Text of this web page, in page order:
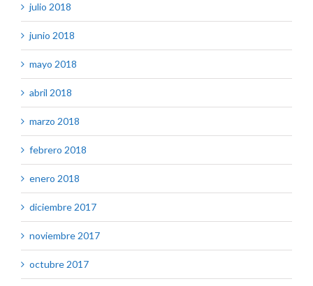
julio 2018
junio 2018
mayo 2018
abril 2018
marzo 2018
febrero 2018
enero 2018
diciembre 2017
noviembre 2017
octubre 2017